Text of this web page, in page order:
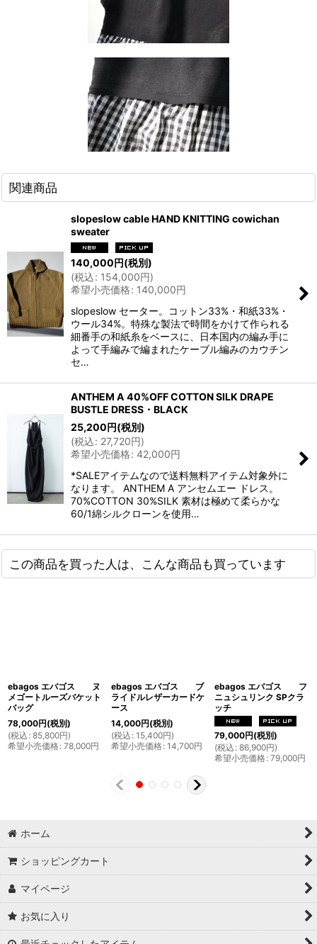
関連商品
slopeslow cable HAND KNITTING cowichan
sweater
140,000円(税別)
(税込: 154,000円)
希望小売価格: 140,000円
slopeslow セーター。コットン33%・和紙33%・
ウール34%。特殊な製法で時間をかけて作られる
細番手の和紙糸をベースに、日本国内の編み手に
よって手編みで編まれたケーブル編みのカウチン
セ…
ANTHEM A 40%OFF COTTON SILK DRAPE
BUSTLE DRESS・BLACK
25,200円(税別)
(税込: 27,720円)
希望小売価格: 42,000円
*SALEアイテムなので送料無料アイテム対象外に
なります。 ANTHEM A アンセムエー ドレス。
70%COTTON 30%SILK 素材は極めて柔らかな
60/1綿シルクローンを使用…
この商品を買った人は、こんな商品も買っています
ebagos エバゴス ヌ
メゴートルーズバケット
バッグ
78,000円(税別)
(税込 : 85,800円)
希望小売価格: 78,000円
ebagos エバゴス ブ
ライドルレザーカードケ
ース
14,000円(税別)
(税込 : 15,400円)
希望小売価格: 14,700円
ebagos エバゴス フ
ニュシュリンク SPクラ
ッチ
79,000円(税別)
(税込 : 86,900円)
希望小売価格: 79,000円
ホーム
ショッピングカート
マイページ
お気に入り